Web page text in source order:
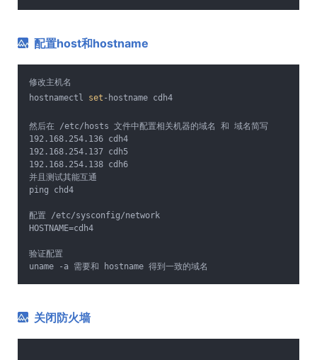
配置host和hostname
修改主机名
hostnamectl set -hostname cdh4
然后在 /etc/hosts 文件中配置相关机器的域名 和 域名简写
192.168.254.136 cdh4
192.168.254.137 cdh5
192.168.254.138 cdh6
并且测试其能互通
ping chd4
配置 /etc/sysconfig/network
HOSTNAME=cdh4
验证配置
uname -a 需要和 hostname 得到一致的域名
关闭防火墙